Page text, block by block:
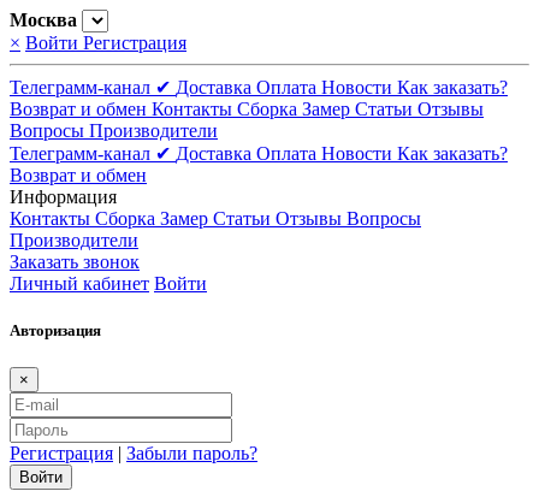
Москва
× Войти Регистрация
Телеграмм-канал ✔ Доставка Оплата Новости Как заказать?
Возврат и обмен Контакты Сборка Замер Статьи Отзывы
Вопросы Производители
Телеграмм-канал ✔ Доставка Оплата Новости Как заказать?
Возврат и обмен
Информация
Контакты Сборка Замер Статьи Отзывы Вопросы
Производители
Заказать звонок
Личный кабинет Войти
Авторизация
×
Регистрация | Забыли пароль?
Войти